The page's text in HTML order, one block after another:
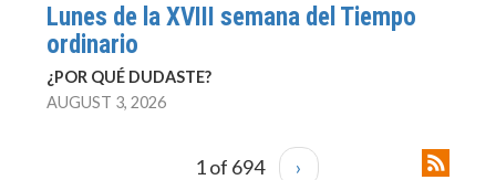
Lunes de la XVIII semana del Tiempo
ordinario
¿POR QUÉ DUDASTE?
AUGUST 3, 2026
1 of 694 ›